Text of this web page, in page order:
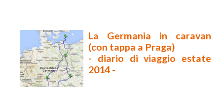
La Germania in caravan
(con tappa a Praga)
- diario di viaggio estate
2014 -